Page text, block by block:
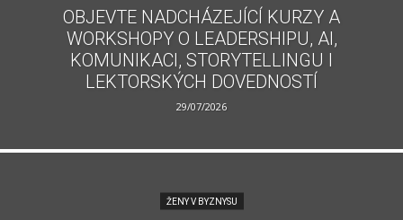
OBJEVTE NADCHÁZEJÍCÍ KURZY A
WORKSHOPY O LEADERSHIPU, AI,
KOMUNIKACI, STORYTELLINGU I
LEKTORSKÝCH DOVEDNOSTÍ
29/07/2026
ŽENY V BYZNYSU